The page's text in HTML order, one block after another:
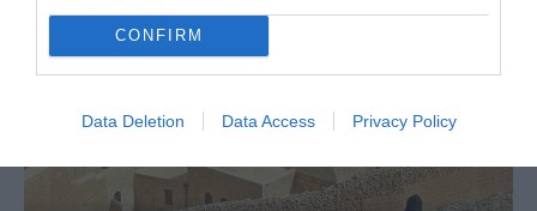
CONFIRM
Data Deletion Data Access Privacy Policy